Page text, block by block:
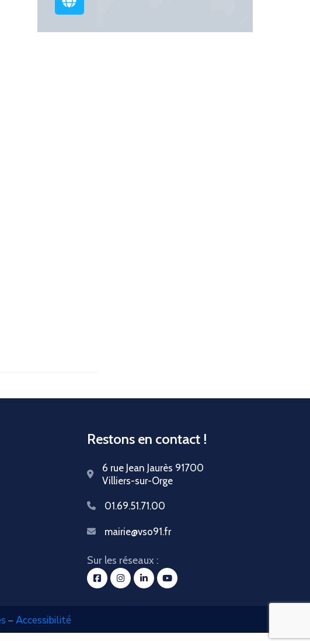
Restons en contact !
6 rue Jean Jaurès 91700
Villiers-sur-Orge
01.69.51.71.00
mairie@vso91.fr
Sur les réseaux :
–Accessibilité